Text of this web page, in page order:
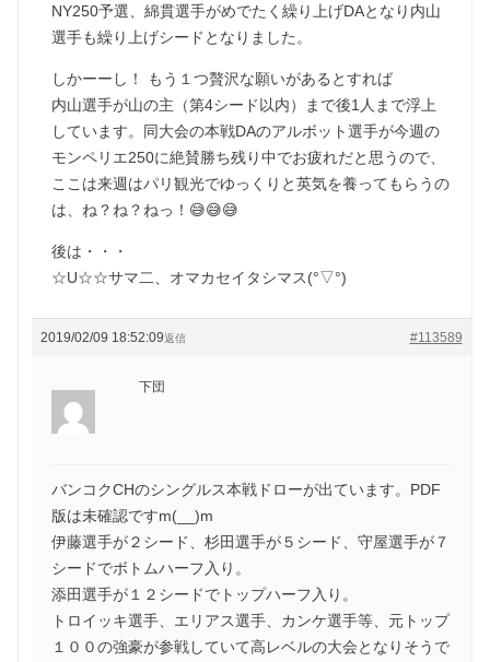
NY250予選、綿貫選手がめでたく繰り上げDAとなり内山
選手も繰り上げシードとなりました。
しかーーし！ もう１つ贅沢な願いがあるとすれば
内山選手が山の主（第4シード以内）まで後1人まで浮上
しています。同大会の本戦DAのアルボット選手が今週の
モンペリエ250に絶賛勝ち残り中でお疲れだと思うので、
ここは来週はパリ観光でゆっくりと英気を養ってもらうの
は、ね？ね？ねっ！😅😅😅
後は・・・
☆U☆☆サマ二、オマカセイタシマス(°▽°)
2019/02/09 18:52:09 #113589
返信
下団
バンコクCHのシングルス本戦ドローが出ています。PDF
版は未確認ですm(__)m
伊藤選手が２シード、杉田選手が５シード、守屋選手が７
シードでボトムハーフ入り。
添田選手が１２シードでトップハーフ入り。
トロイッキ選手、エリアス選手、カンケ選手等、元トップ
１００の強豪が参戦していて高レベルの大会となりそうで